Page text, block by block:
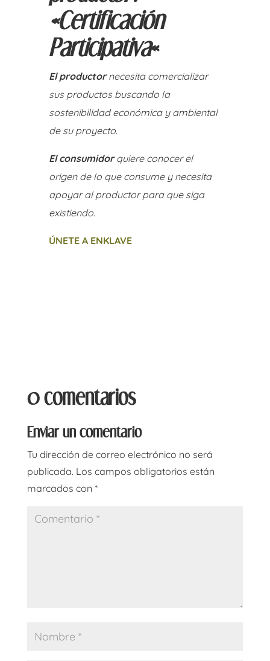
«Certificación
Participativa«
El productornecesita comercializar
sus productos buscando la
sostenibilidad económica y ambiental
de su proyecto.
El consumidorquiere conocer el
origen de lo que consume y necesita
apoyar al productor para que siga
existiendo.
ÚNETE A ENKLAVE
0 comentarios
Enviar un comentario
Tu dirección de correo electrónico no será
publicada. Los campos obligatorios están
marcados con *